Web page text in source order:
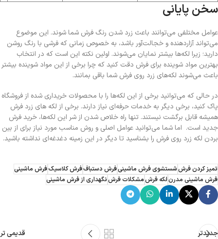
سخن پایانی
عوامل مختلفی می‌توانند باعث زرد شدن رنگ فرش شما شوند. این موضوع
می‌تواند آزاردهنده و خجالت‌آور باشد، به خصوص زمانی که فرشی با رنگ روشن
دارید؛ زیرا لکه‌ها بیشتر نمایان می‌شوند. اولین نکته این است که در انتخاب
بهترین مواد شوینده برای فرش دقت کنید که چرا برخی از این مواد شوینده بیشتر
باعث می‌شوند لکه‌های زرد روی فرش شما باقی بمانند.
در حالی که می‌توانید برخی از این لکه‌ها را با محصولات خریداری شده از فروشگاه
پاک کنید، برخی دیگر به خدمات حرفه‌ای نیاز دارند. برخی از لکه‌ های زرد فرش
همیشه قابل برگشت نیستند. تنها راه خلاص شدن از شر این لکه‌‌ها، خرید فرش
جدید است. اما شما می‌توانید عوامل اصلی و روش مناسب مورد نیاز برای از بین
بردن لکه زرد روی فرش را بشناسید تا دیگر در این زمینه دغدغه‌ای نداشته باشید.
تمیز کردن فرششستشوی فرش ماشینیفرش دستباففرش کلاسیکفرش ماشینی
فرش ماشینی مدرنلکه فرشمشکلات فرشنگهداری از فرش ماشینی
جدیدتر قدیمی تر